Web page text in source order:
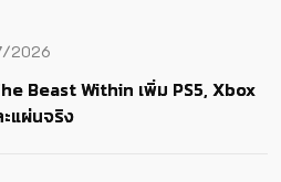
2026
Beast Within เพิ่ม PS5, Xbox
แผ่นจริง